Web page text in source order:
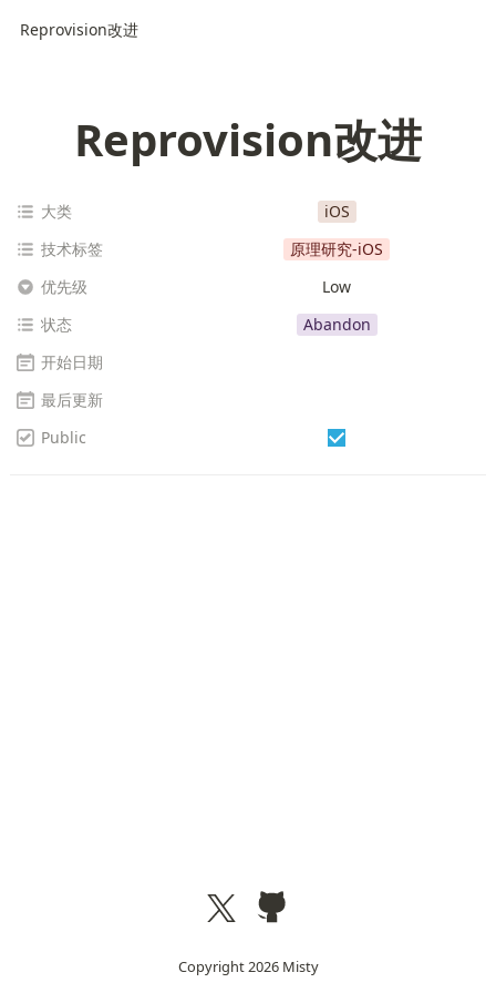
Reprovision改进
Reprovision改进
大类
iOS
技术标签
原理研究-iOS
优先级
Low
状态
Abandon
开始日期
最后更新
Public
Copyright2026 Misty